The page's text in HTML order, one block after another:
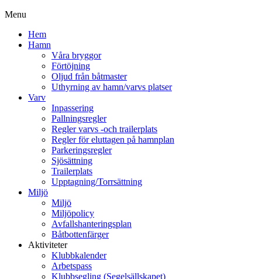
Menu
Hem
Hamn
Våra bryggor
Förtöjning
Oljud från båtmaster
Uthyrning av hamn/varvs platser
Varv
Inpassering
Pallningsregler
Regler varvs -och trailerplats
Regler för eluttagen på hamnplan
Parkeringsregler
Sjösättning
Trailerplats
Upptagning/Torrsättning
Miljö
Miljö
Miljöpolicy
Avfallshanteringsplan
Båtbottenfärger
Aktiviteter
Klubbkalender
Arbetspass
Klubbsegling (Segelsällskapet)